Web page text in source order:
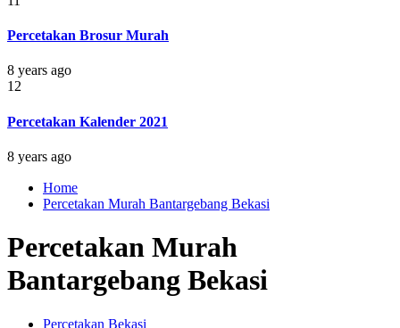
Percetakan Brosur Murah
8 years ago
12
Percetakan Kalender 2021
8 years ago
Home
Percetakan Murah Bantargebang Bekasi
Percetakan Murah
Bantargebang Bekasi
Percetakan Bekasi